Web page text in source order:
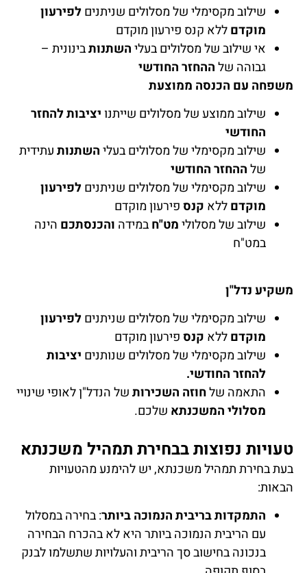
שילוב מקסימלי של מסלולים שניתניםלפירעון
מוקדםללא קנס פירעון מוקדם
אי שילוב של מסלולים בעליהשתנותבינונית –
גבוהה שלההחזר החודשי
משפחה עם הכנסה ממוצעת
שילוב ממוצע של מסלולים שייתנויציבות להחזר
החודשי
שילוב מקסימלי של מסלולים בעליהשתנותעתידית
שלההחזר החודשי
שילוב מקסימלי של מסלולים שניתניםלפירעון
מוקדםללא קנספירעון מוקדם
שילוב של מסלולימט"חבמידה והכנסתכםהינה
במט"ח
משקיע נדל"ן
שילוב מקסימלי של מסלולים שניתניםלפירעון
מוקדםללא קנספירעון מוקדם
שילוב מקסימלי של מסלולים שנותנים יציבות
להחזר החודשי.
התאמה שלחוזה השכירותשל הנדל"ן לאופי שינויי
מסלולי המשכנתאשלכם.
טעויות נפוצות בבחירת תמהיל משכנתא
בעת בחירת תמהיל משכנתא, יש להימנע מהטעויות
הבאות:
התמקדות בריבית הנמוכה ביותר: בחירה במסלול
עם הריבית הנמוכה ביותר היא לא בהכרח הבחירה
בנכונה בחישוב סך הריבית והעלויות שתשלמו לבנק